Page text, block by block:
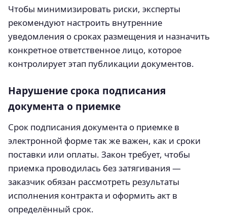
Чтобы минимизировать риски, эксперты
рекомендуют настроить внутренние
уведомления о сроках размещения и назначить
конкретное ответственное лицо, которое
контролирует этап публикации документов.
Нарушение срока подписания
документа о приемке
Срок подписания документа о приемке в
электронной форме так же важен, как и сроки
поставки или оплаты. Закон требует, чтобы
приемка проводилась без затягивания —
заказчик обязан рассмотреть результаты
исполнения контракта и оформить акт в
определённый срок.